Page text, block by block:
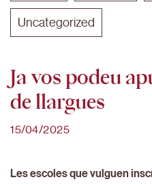
Uncategorized
Ja vos podeu
de llargues
15/04/2025
Les escoles que vulguen